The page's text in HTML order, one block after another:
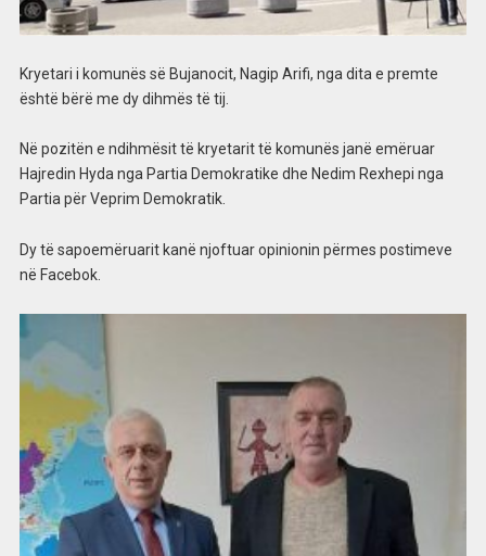
Kryetari i komunës së Bujanocit, Nagip Arifi, nga dita e premte
është bërë me dy dihmës të tij.
Në pozitën e ndihmësit të kryetarit të komunës janë emëruar
Hajredin Hyda nga Partia Demokratike dhe Nedim Rexhepi nga
Partia për Veprim Demokratik.
Dy të sapoemëruarit kanë njoftuar opinionin përmes postimeve
në Facebok.